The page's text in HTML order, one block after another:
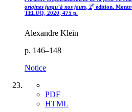
origines jusqu’à nos jours, 2e édition.
TÉLUQ, 2020, 475 p.
Alexandre Klein
p. 146–148
Notice
PDF
HTML